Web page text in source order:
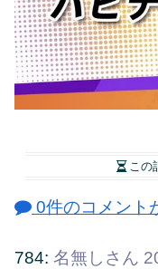
この
0件のコメント
784: 名無しさん